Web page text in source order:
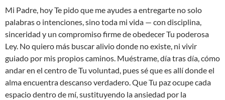
Mi Padre, hoy Te pido que me ayudes a entregarte no solo
palabras o intenciones, sino toda mi vida — con disciplina,
sinceridad y un compromiso firme de obedecer Tu poderosa
Ley. No quiero más buscar alivio donde no existe, ni vivir
guiado por mis propios caminos. Muéstrame, día tras día, cómo
andar en el centro de Tu voluntad, pues sé que es allí donde el
alma encuentra descanso verdadero. Que Tu paz ocupe cada
espacio dentro de mí, sustituyendo la ansiedad por la